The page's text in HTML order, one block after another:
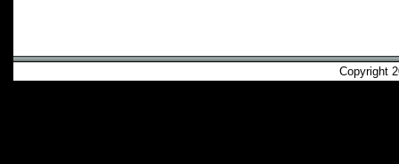
Copyright